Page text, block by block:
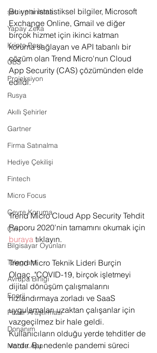
şehir planlama
Yapay Zeka
Kripto Para
CBS
Projeksiyon
Rusya
Akıllı Şehirler
Gartner
Firma Satınalma
Hediye Çekilişi
Fintech
Micro Focus
Çevre Koruma
Çin
Bilgisayar Oyunları
Telegram
Avrupa Birliği
Enerji
Pazar Araştırması
Donanım
Mobile App
Bu yeni istatistiksel bilgiler, Microsoft
Exchange Online, Gmail ve diğer
birçok hizmet için ikinci katman
koruma sağlayan ve API tabanlı bir
çözüm olan Trend Micro'nun Cloud
App Security (CAS) çözümünden elde
edildi.
Trend Micro Cloud App Security Tehdit
Raporu 2020'nin tamamını okumak için
buraya tıklayın.
Trend Micro Teknik Lideri Burçin
Olgaç, "COVID-19, birçok işletmeyi
dijital dönüşüm çalışmalarını
hızlandırmaya zorladı ve SaaS
uygulamaları uzaktan çalışanlar için
vazgeçilmez bir hale geldi.
Kullanıcıların olduğu yerde tehditler de
vardır. Bu nedenle pandemi süreci